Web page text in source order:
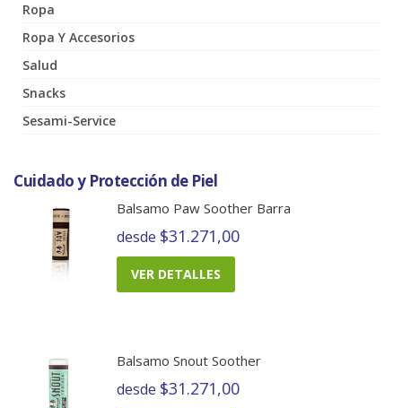
Ropa
Ropa Y Accesorios
Salud
Snacks
Sesami-Service
Cuidado y Protección de Piel
Balsamo Paw Soother Barra
desde $31.271,00
VER DETALLES
Balsamo Snout Soother
desde $31.271,00